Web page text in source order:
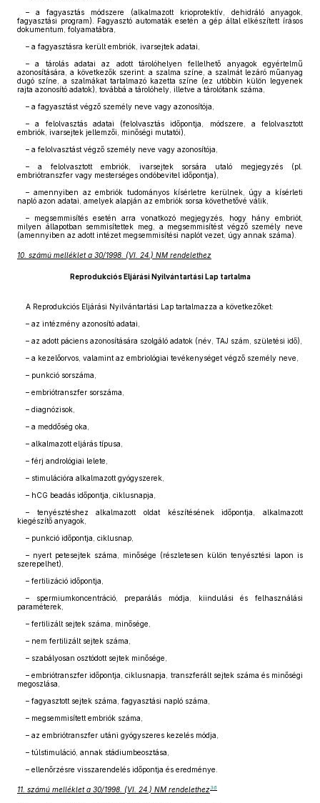
– a fagyasztás módszere (alkalmazott krioprotektív, dehidráló anyagok,
fagyasztási program). Fagyasztó automaták esetén a gép által elkészített írásos
dokumentum, folyamatábra,
– a fagyasztásra került embriók, ivarsejtek adatai,
– a tárolás adatai az adott tárolóhelyen fellelhető anyagok egyértelmű
azonosítására, a következők szerint: a szalma színe, a szalmát lezáró műanyag
dugó színe, a szalmákat tartalmazó kazetta színe (ez utóbbin külön legyenek
rajta azonosító adatok), továbbá a tárolóhely, illetve a tárolótank száma,
– a fagyasztást végző személy neve vagy azonosítója,
– a felolvasztás adatai (felolvasztás időpontja, módszere, a felolvasztott
embriók, ivarsejtek jellemzői, minőségi mutatói),
– a felolvasztást végző személy neve vagy azonosítója,
– a felolvasztott embriók, ivarsejtek sorsára utaló megjegyzés (pl.
embriótranszfer vagy mesterséges ondóbevitel időpontja),
– amennyiben az embriók tudományos kísérletre kerülnek, úgy a kísérleti
napló azon adatai, amelyek alapján az embriók sorsa követhetővé válik,
– megsemmisítés esetén arra vonatkozó megjegyzés, hogy hány embriót,
milyen állapotban semmisítettek meg, a megsemmisítést végző személy neve
(amennyiben az adott intézet megsemmisítési naplót vezet, úgy annak száma).
10. számú melléklet a 30/1998. (VI. 24.) NM rendelethez
Reprodukciós Eljárási Nyilvántartási Lap tartalma
A Reprodukciós Eljárási Nyilvántartási Lap tartalmazza a következőket:
– az intézmény azonosító adatai,
– az adott páciens azonosítására szolgáló adatok (név, TAJ szám, születési idő),
– a kezelőorvos, valamint az embriológiai tevékenységet végző személy neve,
– punkció sorszáma,
– embriótranszfer sorszáma,
– diagnózisok,
– a meddőség oka,
– alkalmazott eljárás típusa,
– férj andrológiai lelete,
– stimulációra alkalmazott gyógyszerek,
– hCG beadás időpontja, ciklusnapja,
– tenyésztéshez alkalmazott oldat készítésének időpontja, alkalmazott
kiegészítő anyagok,
– punkció időpontja, ciklusnap,
– nyert petesejtek száma, minősége (részletesen külön tenyésztési lapon is
szerepelhet),
– fertilizáció időpontja,
– spermiumkoncentráció, preparálás módja, kiindulási és felhasználási
paraméterek,
– fertilizált sejtek száma, minősége,
– nem fertilizált sejtek száma,
– szabályosan osztódott sejtek minősége,
– embriótranszfer időpontja, ciklusnapja, transzferált sejtek száma és minőségi
megoszlása,
– fagyasztott sejtek száma, fagyasztási napló száma,
– megsemmisített embriók száma,
– az embriótranszfer utáni gyógyszeres kezelés módja,
– túlstimuláció, annak stádiumbeosztása,
– ellenőrzésre visszarendelés időpontja és eredménye.
11. számú melléklet a 30/1998. (VI. 24.) NM rendelethez36